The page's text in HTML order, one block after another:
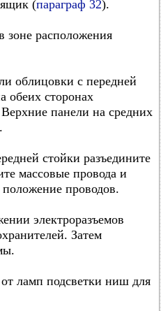
(параграф 32).
зоне расположения
облицовки с передней
обеих сторонах
панели на средних
стойки разъедините
массовые провода и
проводов.
электроразъемов
Затем
ламп подсветки ниш для